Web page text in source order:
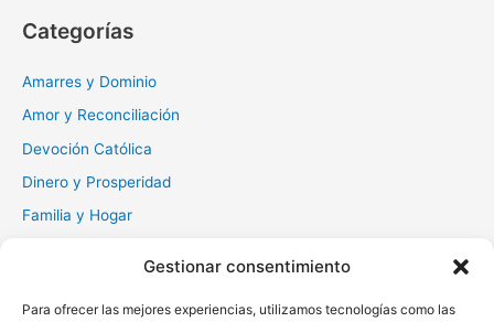
Gestionar consentimiento
Para ofrecer las mejores experiencias, utilizamos tecnologías como las
a
r
Categorías
Amarres y Dominio
Amor y Reconciliación
Devoción Católica
Dinero y Prosperidad
Familia y Hogar
Muerte y Difuntos